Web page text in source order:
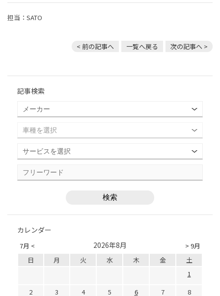
担当：SATO
< 前の記事へ 一覧へ戻る 次の記事へ >
記事検索
カレンダー
7月 < > 9月
2026年8月
日 月 火 水 木 金
土
1
2
3 4 5 6 7 8